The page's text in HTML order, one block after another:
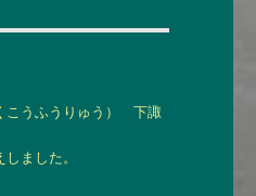
こうふうりゅう） 下諏
ました。